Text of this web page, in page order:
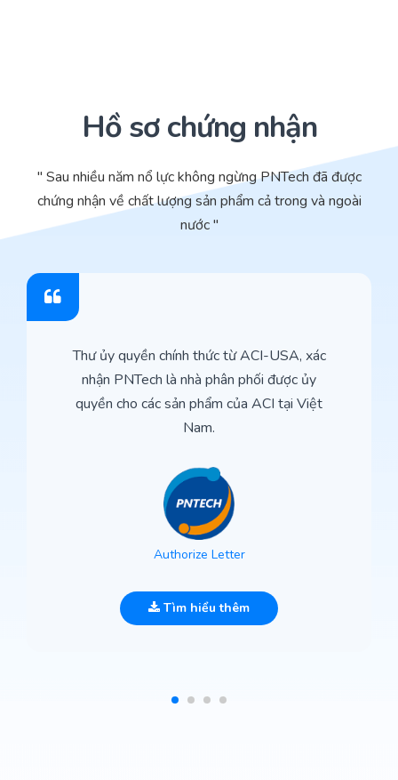
Hồ sơ chứng nhận
" Sau nhiều năm nổ lực không ngừng PNTech đã được
chứng nhận về chất lượng sản phẩm cả trong và ngoài
nước "
Thư ủy quyền chính thức từ ACI-USA, xác
nhận PNTech là nhà phân phối được ủy
quyền cho các sản phẩm của ACI tại Việt
Nam.
Authorize Letter
Tìm hiểu thêm